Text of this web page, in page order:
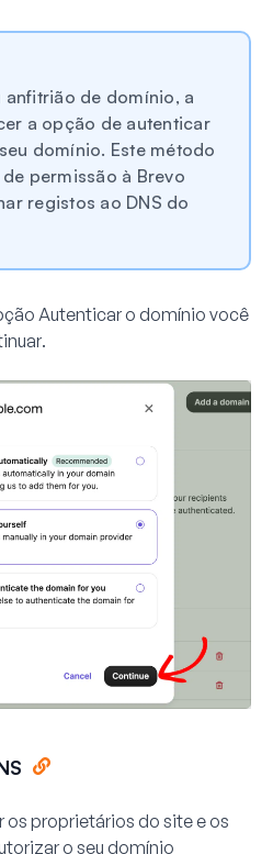
anfitrião de domínio, a
a opção de autenticar
domínio. Este método
permissão à Brevo
registos ao DNS do
Autenticar o domínio você
.
proprietários do site e os
o seu domínio